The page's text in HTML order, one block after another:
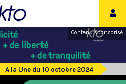
Contenu sponsorisé
A la Une du 10 octobre 2024